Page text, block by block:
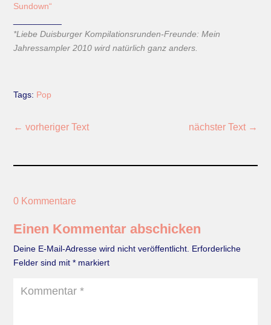
Sundown“
*Liebe Duisburger Kompilationsrunden-Freunde: Mein
Jahressampler 2010 wird natürlich ganz anders.
Tags: Pop
←vorheriger Text nächster Text→
0 Kommentare
Einen Kommentar abschicken
Deine E-Mail-Adresse wird nicht veröffentlicht. Erforderliche
Felder sind mit* markiert